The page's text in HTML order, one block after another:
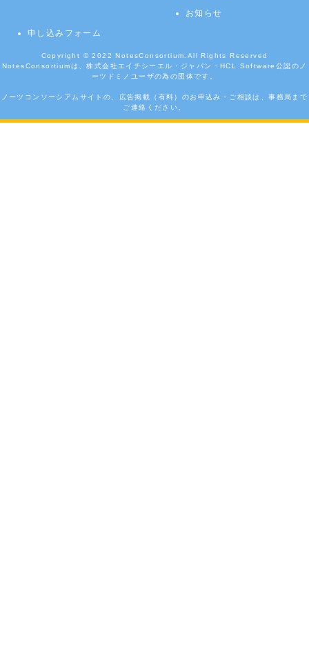
お知らせ
申し込みフォーム
Copyright © 2022NotesConsortium. All Rights Reserved
NotesConsortiumは、株式会社エイチシーエル・ジャパン・HCL Software公認のノ
ーツドミノユーザの為の団体です。
ノーツコンソーシアムサイトの、広告掲載（有料）のお申込み・ご相談は、事務局まで
ご連絡ください。